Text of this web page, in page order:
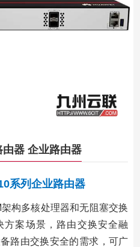
器 企业路由器
系列企业路由器
构多核处理器和无阻塞交换
方案场景，路由交换安全融
路由交换安全的需求，可广